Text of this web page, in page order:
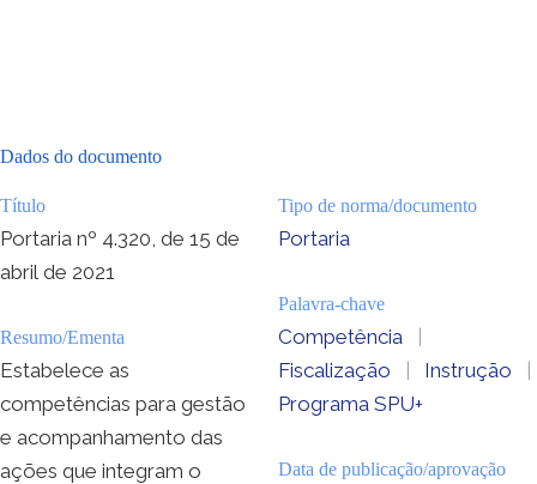
Dados do documento
Título
Portaria nº 4.320, de 15 de
abril de 2021
Resumo/Ementa
Estabelece as
competências para gestão
e acompanhamento das
ações que integram o
Tipo de norma/documento
Portaria
Palavra-chave
Competência
|
Fiscalização
| Instrução
|
Programa SPU+
Data de publicação/aprovação